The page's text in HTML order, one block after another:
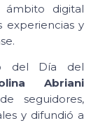
ámbito digital
experiencias y
del Día del
Abriani
seguidores,
y difundió a